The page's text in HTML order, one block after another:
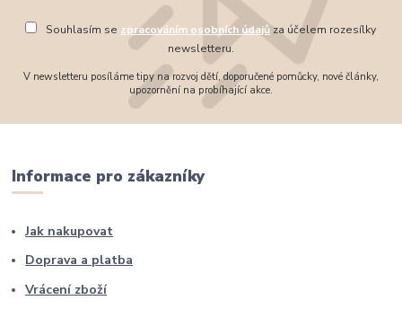
Souhlasím se zpracováním osobních údajůza účelem rozesílky
newsletteru.
V newsletteru posíláme tipy na rozvoj dětí, doporučené pomůcky, nové články,
upozornění na probíhající akce.
Informace pro zákazníky
Jak nakupovat
Doprava a platba
Vrácení zboží